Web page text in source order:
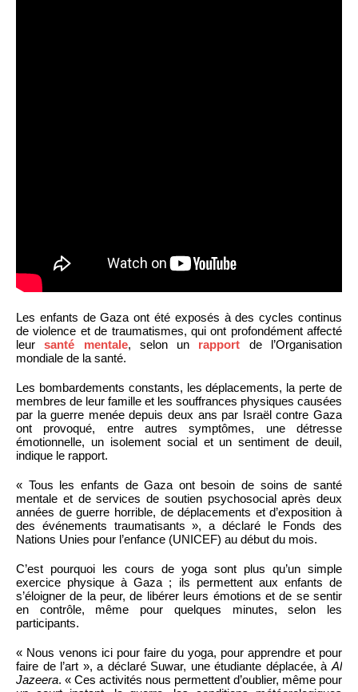
Les enfants de Gaza ont été exposés à des cycles continus
de violence et de traumatismes, qui ont profondément affecté
leursanté mentale, selon un rapport de l’Organisation
mondiale de la santé.
Les bombardements constants, les déplacements, la perte de
membres de leur famille et les souffrances physiques causées
par la guerre menée depuis deux ans par Israël contre Gaza
ont provoqué, entre autres symptômes, une détresse
émotionnelle, un isolement social et un sentiment de deuil,
indique le rapport.
« Tous les enfants de Gaza ont besoin de soins de santé
mentale et de services de soutien psychosocial après deux
années de guerre horrible, de déplacements et d’exposition à
des événements traumatisants », a déclaré le Fonds des
Nations Unies pour l’enfance (UNICEF) au début du mois.
C’est pourquoi les cours de yoga sont plus qu’un simple
exercice physique à Gaza ; ils permettent aux enfants de
s’éloigner de la peur, de libérer leurs émotions et de se sentir
en contrôle, même pour quelques minutes, selon les
participants.
« Nous venons ici pour faire du yoga, pour apprendre et pour
faire de l’art », a déclaré Suwar, une étudiante déplacée, à Al
Jazeera. « Ces activités nous permettent d’oublier, même pour